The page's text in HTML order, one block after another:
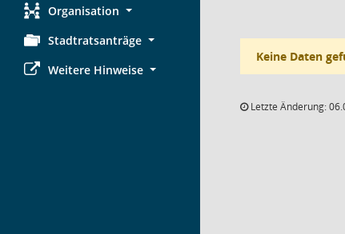
Organisation
Stadtratsanträge
Weitere Hinweise
Keine Daten
Letzte Änderung: